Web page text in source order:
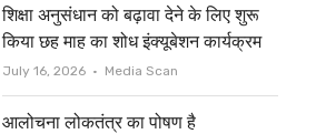
शिक्षा अनुसंधान को बढ़ावा देने के लिए शुरू
किया छह माह का शोध इंक्यूबेशन कार्यक्रम
July 16, 2026 Author
Media Scan
आलोचना लोकतंत्र का पोषण है